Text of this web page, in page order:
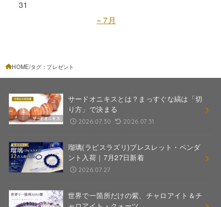
31
« 7月
HOME タグ : プレゼント
サードオニキスとは？まっすぐな縞は「切
り方」で決まる
2026.07.30 2026.07.31
瑠璃(ラピスラズリ)ブレスレット・ペンダ
ント入荷｜7月27日新着
2026.07.27
世界で一箇所だけの紫、チャロアイト＆チ